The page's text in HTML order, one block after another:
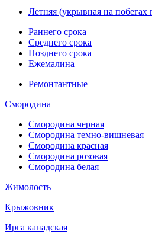
Летняя (укрывная на побегах
Раннего срока
Среднего срока
Позднего срока
Ежемалина
Ремонтантные
Смородина
Смородина черная
Смородина темно-вишневая
Смородина красная
Смородина розовая
Смородина белая
Жимолость
Крыжовник
Ирга канадская